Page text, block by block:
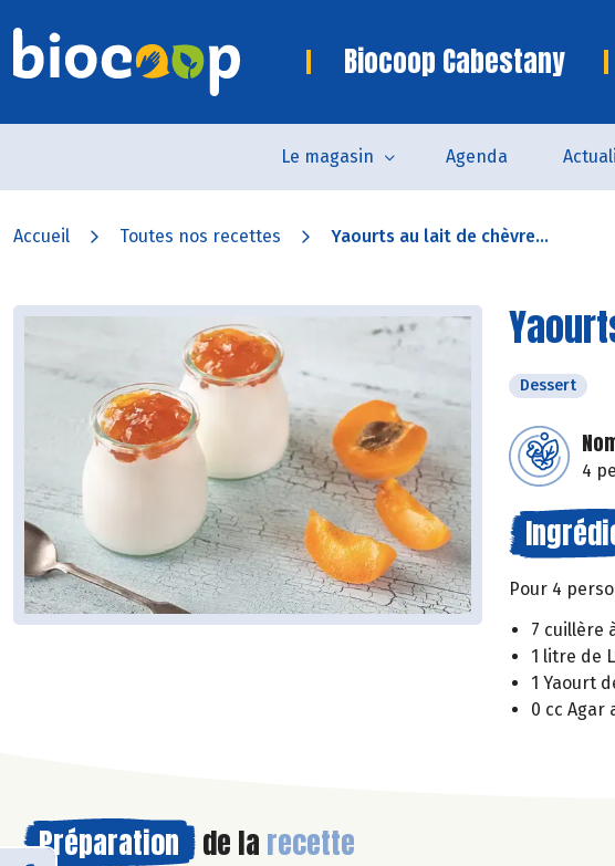
Biocoop Cabestany
Le magasin Agenda
Accueil Toutes nos recettes Yaourts au lait de chèvre...
Dessert
4
Pour 4
7 cuillère
1 litre de
1 Yaourt
0 cc Agar
Préparation de la recette